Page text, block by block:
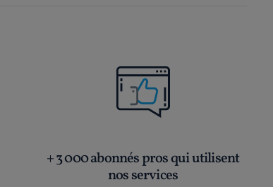
+ 3 000 abonnés pros qui utilisent
nos services